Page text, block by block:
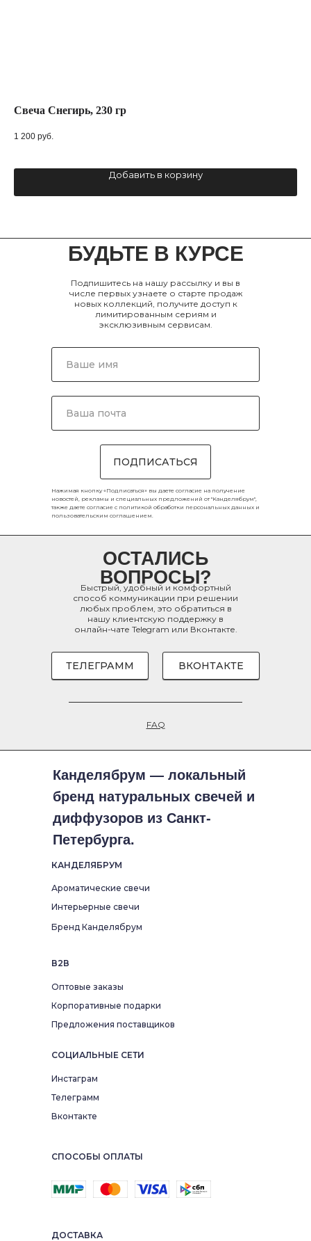
Свеча Снегирь, 230 гр
1 200 руб.
Добавить в корзину
ОСТАЛИСЬ
ВОПРОСЫ?
Быстрый, удобный и комфортный
способ коммуникации при решении
любых проблем, это обратиться в
нашу клиентскую поддержку в
онлайн-чате Telegram или Вконтакте.
ПОДПИСАТЬСЯ
Подпишитесь на нашу рассылку и вы в
числе первых узнаете о старте продаж
новых коллекций, получите доступ к
лимитированным сериям и
эксклюзивным сервисам.
FAQ
Нажимая кнопку «Подписаться» вы даете согласие на получение
новостей, рекламы и специальных предложений от "Канделябрум",
также даете согласие с политикой обработки персональных данных и
пользовательским соглашением.
ТЕЛЕГРАММ ВКОНТАКТЕ
БУДЬТЕ В КУРСЕ
Канделябрум — локальный
бренд натуральных свечей и
диффузоров из Санкт-
Петербурга.
В2В
Оптовые заказы
Корпоративные подарки
Предложения поставщиков
ДОСТАВКА
СПОСОБЫ ОПЛАТЫ
СОЦИАЛЬНЫЕ СЕТИ
Инстаграм
Телеграмм
Вконтакте
КАНДЕЛЯБРУМ
Ароматические свечи
Интерьерные свечи
Бренд Канделябрум